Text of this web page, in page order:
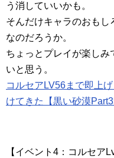
う消していいかも。
そんだけキャラのおもし
なのだろうか。
ちょっとプレイが楽しみ
いと思う。
コルセアLV56まで即上
けてきた【黒い砂漠
【イベント4：コルセア